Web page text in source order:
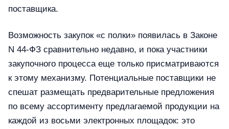
поставщика.
Возможность закупок «с полки» появилась в Законе
N 44-ФЗ сравнительно недавно, и пока участники
закупочного процесса еще только присматриваются
к этому механизму. Потенциальные поставщики не
спешат размещать предварительные предложения
по всему ассортименту предлагаемой продукции на
каждой из восьми электронных площадок: это